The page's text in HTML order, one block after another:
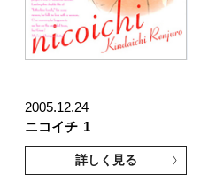
2005.12.24
ニコイチ 1
詳しく見る